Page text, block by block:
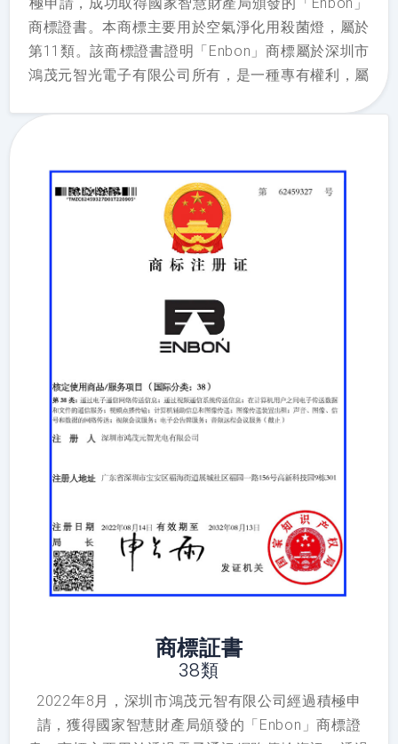
極申請，成功取得國家智慧財產局頒發的「Enbon」
商標證書。本商標主要用於空氣淨化用殺菌燈，屬於
第11類。該商標證書證明「Enbon」商標屬於深圳市
鴻茂元智光電子有限公司所有，是一種專有權利，屬
商標証書
38類
2022年8月，深圳市鴻茂元智有限公司經過積極申
請，獲得國家智慧財產局頒發的「Enbon」商標證